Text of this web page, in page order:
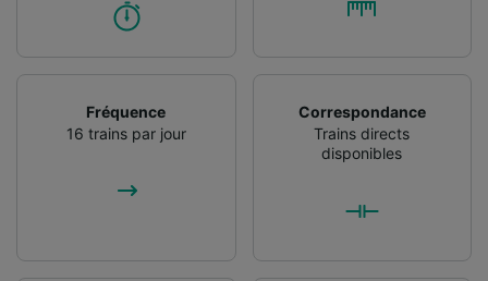
Fréquence
16 trains par jour
Correspondance
Trains directs
disponibles